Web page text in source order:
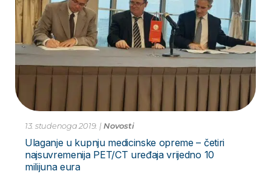
13. studenoga 2019. |Novosti
Ulaganje u kupnju medicinske opreme – četiri
najsuvremenija PET/CT uređaja vrijedno 10
milijuna eura